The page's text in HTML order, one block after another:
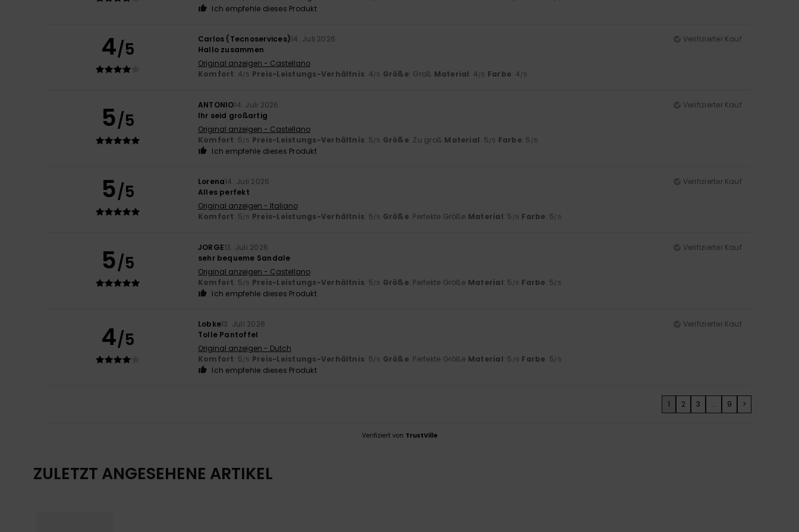
Ich empfehle dieses Produkt
4/5 Carlos (Tecnoservices)14. Juli 2026
Verifizierter Kauf
Hallo zusammen
Original anzeigen - Castellano
Komfort: 4 /5 Preis-Leistungs-Verhältnis: 4 /5 Größe: Groß Material: 4 /5 Farbe: 4 /5
5/5
ANTONIO14. Juli 2026
Verifizierter Kauf
Ihr seid großartig
Original anzeigen - Castellano
Komfort: 5 /5 Preis-Leistungs-Verhältnis: 5 /5 Größe: Zu groß Material: 5 /5 Farbe: 5 /5
Ich empfehle dieses Produkt
5/5 Lorena14. Juli 2026
Verifizierter Kauf
Alles perfekt
Original anzeigen - Italiano
Komfort: 5 /5 Preis-Leistungs-Verhältnis: 5 /5 Größe: Perfekte Größe Material: 5 /5 Farbe: 5 /5
5/5
JORGE13. Juli 2026
Verifizierter Kauf
sehr bequeme Sandale
Original anzeigen - Castellano
Komfort: 5 /5 Preis-Leistungs-Verhältnis: 5 /5 Größe: Perfekte Größe Material: 5 /5 Farbe: 5 /5
Ich empfehle dieses Produkt
4/5
Lobke13. Juli 2026
Verifizierter Kauf
Tolle Pantoffel
Original anzeigen - Dutch
Komfort: 5 /5 Preis-Leistungs-Verhältnis: 5 /5 Größe: Perfekte Größe Material: 5 /5 Farbe: 5 /5
Ich empfehle dieses Produkt
1 2 3 ... 9 >
Verifiziert von TrustVille
ZULETZT ANGESEHENE ARTIKEL